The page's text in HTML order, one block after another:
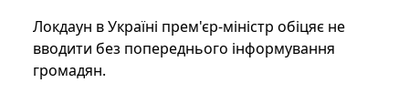
Локдаун в Україні прем'єр-міністр обіцяє не
вводити без попереднього інформування
громадян.